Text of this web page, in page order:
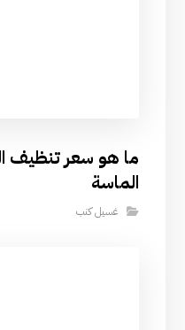
ما هو سعر تنظيف
الماسة
غسيل كنب